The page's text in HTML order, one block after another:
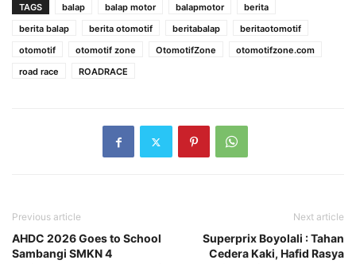
TAGS balap balap motor balapmotor
berita
berita balap
berita otomotif beritabalap
beritaotomotif
otomotif
otomotif zone OtomotifZone
otomotifzone.com
road race
ROADRACE
Previous article
AHDC 2026 Goes to School
Sambangi SMKN 4
Next article
Superprix Boyolali : Tahan
Cedera Kaki, Hafid Rasya